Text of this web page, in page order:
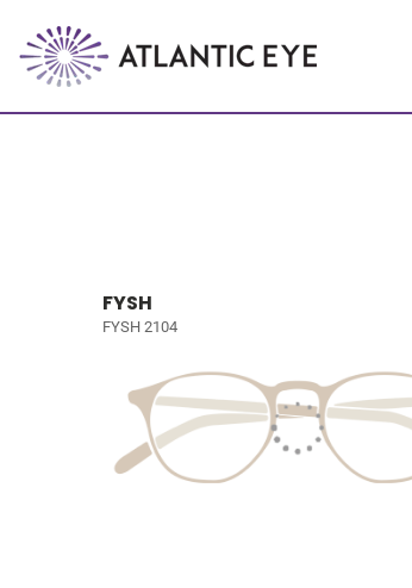
FYSH
FYSH 2104